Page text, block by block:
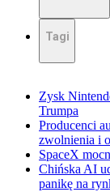
Tagi
Zysk
Trumpa
Producenci
zwolnienia i
SpaceX
Chińska AI
panikę na